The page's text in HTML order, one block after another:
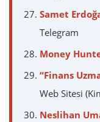
Samet
Telegram
Money
“Finans
Web Sitesi
Neslihan